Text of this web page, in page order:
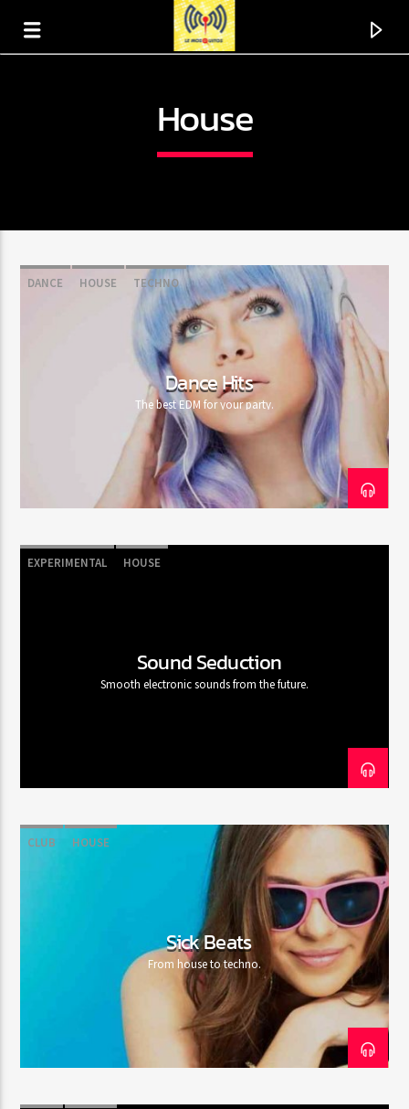
Emission en cours
Web-Radio-Années 100% 80s
Web-Radio-Années 80
Web-Radio-Latino
Web-Radio-Italia
House
DANCE HOUSE TECHNO
Dance Hits
The best EDM for your party.
EXPERIMENTAL HOUSE
Sound Seduction
Smooth electronic sounds from the future.
CLUB HOUSE
Sick Beats
From house to techno.